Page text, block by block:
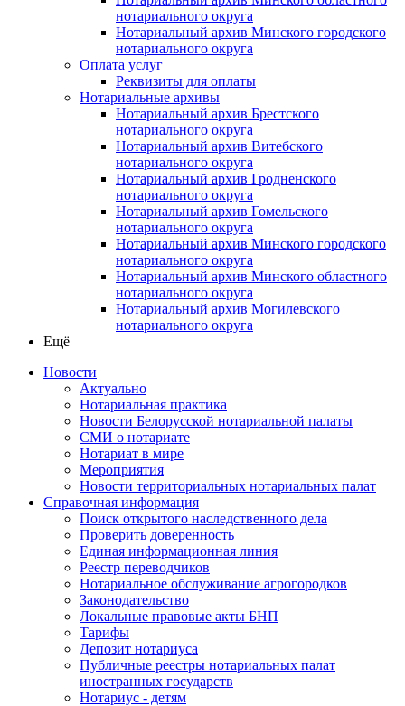
нотариального округа
Нотариальный архив Минского городского
нотариального округа
Оплата услуг
Реквизиты для оплаты
Нотариальные архивы
Нотариальный архив Брестского
нотариального округа
Нотариальный архив Витебского
нотариального округа
Нотариальный архив Гродненского
нотариального округа
Нотариальный архив Гомельского
нотариального округа
Нотариальный архив Минского городского
нотариального округа
Нотариальный архив Минского областного
нотариального округа
Нотариальный архив Могилевского
нотариального округа
Ещё
Новости
Актуально
Нотариальная практика
Новости Белорусской нотариальной палаты
СМИ о нотариате
Нотариат в мире
Мероприятия
Новости территориальных нотариальных палат
Справочная информация
Поиск открытого наследственного дела
Проверить доверенность
Единая информационная линия
Реестр переводчиков
Нотариальное обслуживание агрогородков
Законодательство
Локальные правовые акты БНП
Тарифы
Депозит нотариуса
Публичные реестры нотариальных палат
иностранных государств
Нотариус - детям